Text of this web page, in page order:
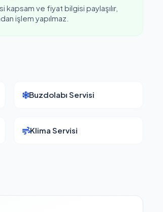
kapsam ve fiyat bilgisi paylaşılır,
işlem yapılmaz.
Buzdolabı Servisi
Klima Servisi